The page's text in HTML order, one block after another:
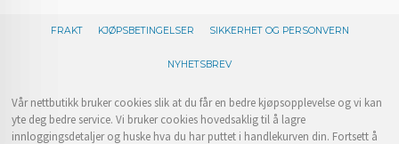
FRAKT KJØPSBETINGELSER SIKKERHET OG PERSONVERN
NYHETSBREV
Vår nettbutikk bruker cookies slik at du får en bedre kjøpsopplevelse og vi kan
yte deg bedre service. Vi bruker cookies hovedsaklig til å lagre
innloggingsdetaljer og huske hva du har puttet i handlekurven din. Fortsett å